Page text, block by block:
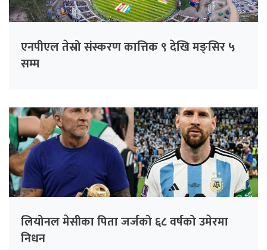
एनपीएल तेस्रो संस्करण कात्तिक ९ देखि मङ्सिर ५
सम्म
लियोनल मेसीका पिता जर्जको ६८ वर्षको उमेरमा
निधन